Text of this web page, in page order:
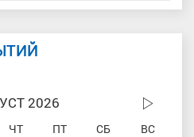
2026
ЧТ ПТ СБ
ВС